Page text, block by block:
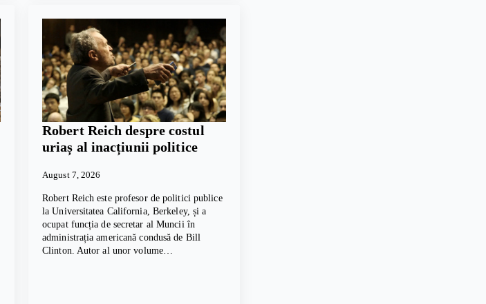
Robert Reich despre costul
uriaș al inacțiunii politice
August 7, 2026
Robert Reich este profesor de politici publice
la Universitatea California, Berkeley, și a
ocupat funcția de secretar al Muncii în
administrația americană condusă de Bill
Clinton. Autor al unor volume…